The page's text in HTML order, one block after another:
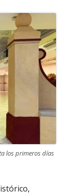
los primeros días